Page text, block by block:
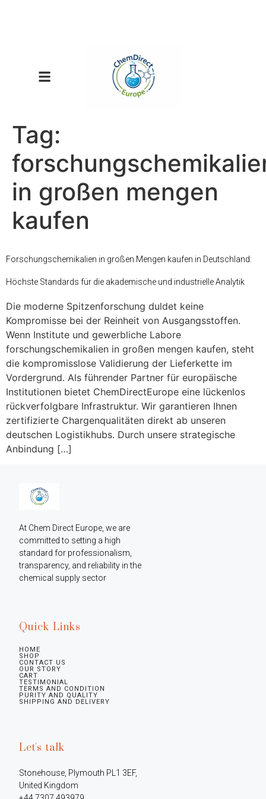
Tag:
in großen mengen
kaufen
Forschungschemikalien in großen Mengen kaufen in Deutschland:
Höchste Standards für die akademische und industrielle Analytik
Die moderne Spitzenforschung duldet keine
Kompromisse bei der Reinheit von Ausgangsstoffen.
Wenn Institute und gewerbliche Labore
forschungschemikalien in großen mengen kaufen, steht
die kompromisslose Validierung der Lieferkette im
Vordergrund. Als führender Partner für europäische
Institutionen bietet ChemDirectEurope eine lückenlos
rückverfolgbare Infrastruktur. Wir garantieren Ihnen
zertifizierte Chargenqualitäten direkt ab unseren
deutschen Logistikhubs. Durch unsere strategische
Anbindung […]
At Chem Direct Europe, we are
committed to setting a high
standard for professionalism,
transparency, and reliability in the
chemical supply sector
Quick Links
HOME
SHOP
CONTACT US
OUR STORY
CART
TESTIMONIAL
TERMS AND CONDITION
PURITY AND QUALITY
SHIPPING AND DELIVERY
Let's talk
Stonehouse, Plymouth PL1 3EF,
United Kingdom